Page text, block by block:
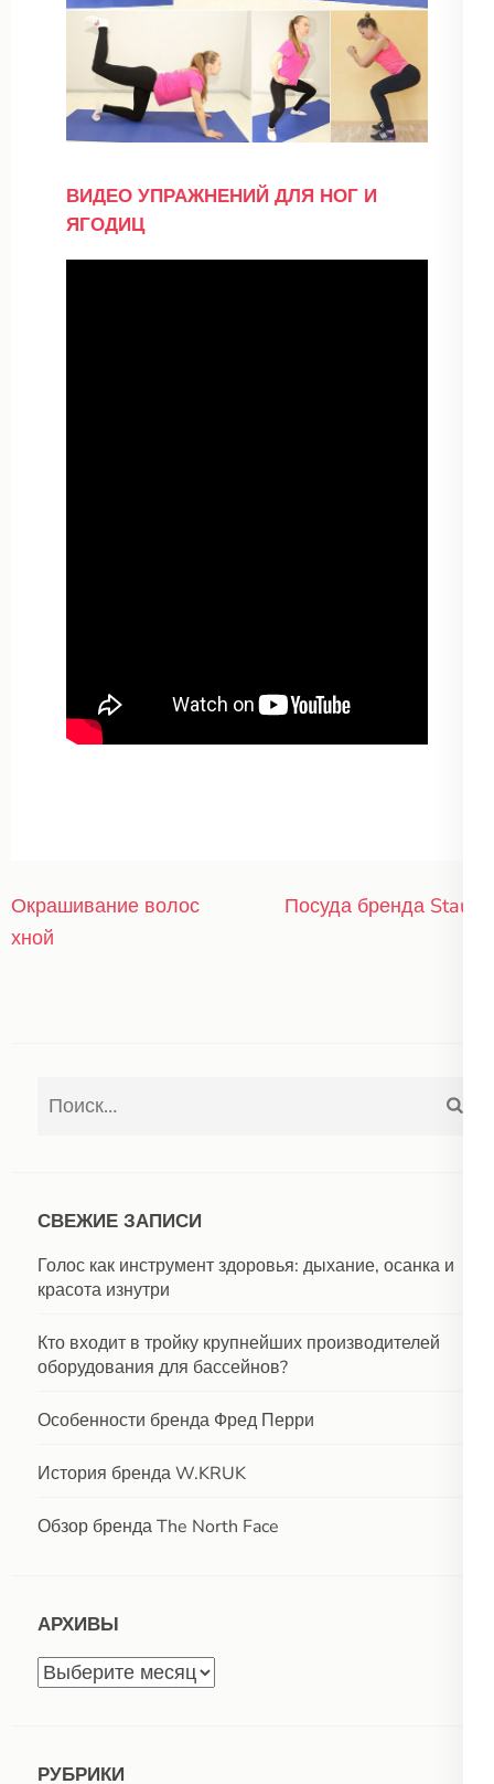
ВИДЕО УПРАЖНЕНИЙ ДЛЯ НОГ И
ЯГОДИЦ
Навигация
по
Окрашивание волос
хной
Посуда бренда Staub
СВЕЖИЕ ЗАПИСИ
Голос как инструмент здоровья: дыхание, осанка и
красота изнутри
Кто входит в тройку крупнейших производителей
оборудования для бассейнов?
Особенности бренда Фред Перри
История бренда W.KRUK
Обзор бренда The North Face
АРХИВЫ
Архивы
РУБРИКИ